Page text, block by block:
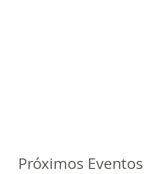
Próximos Eventos